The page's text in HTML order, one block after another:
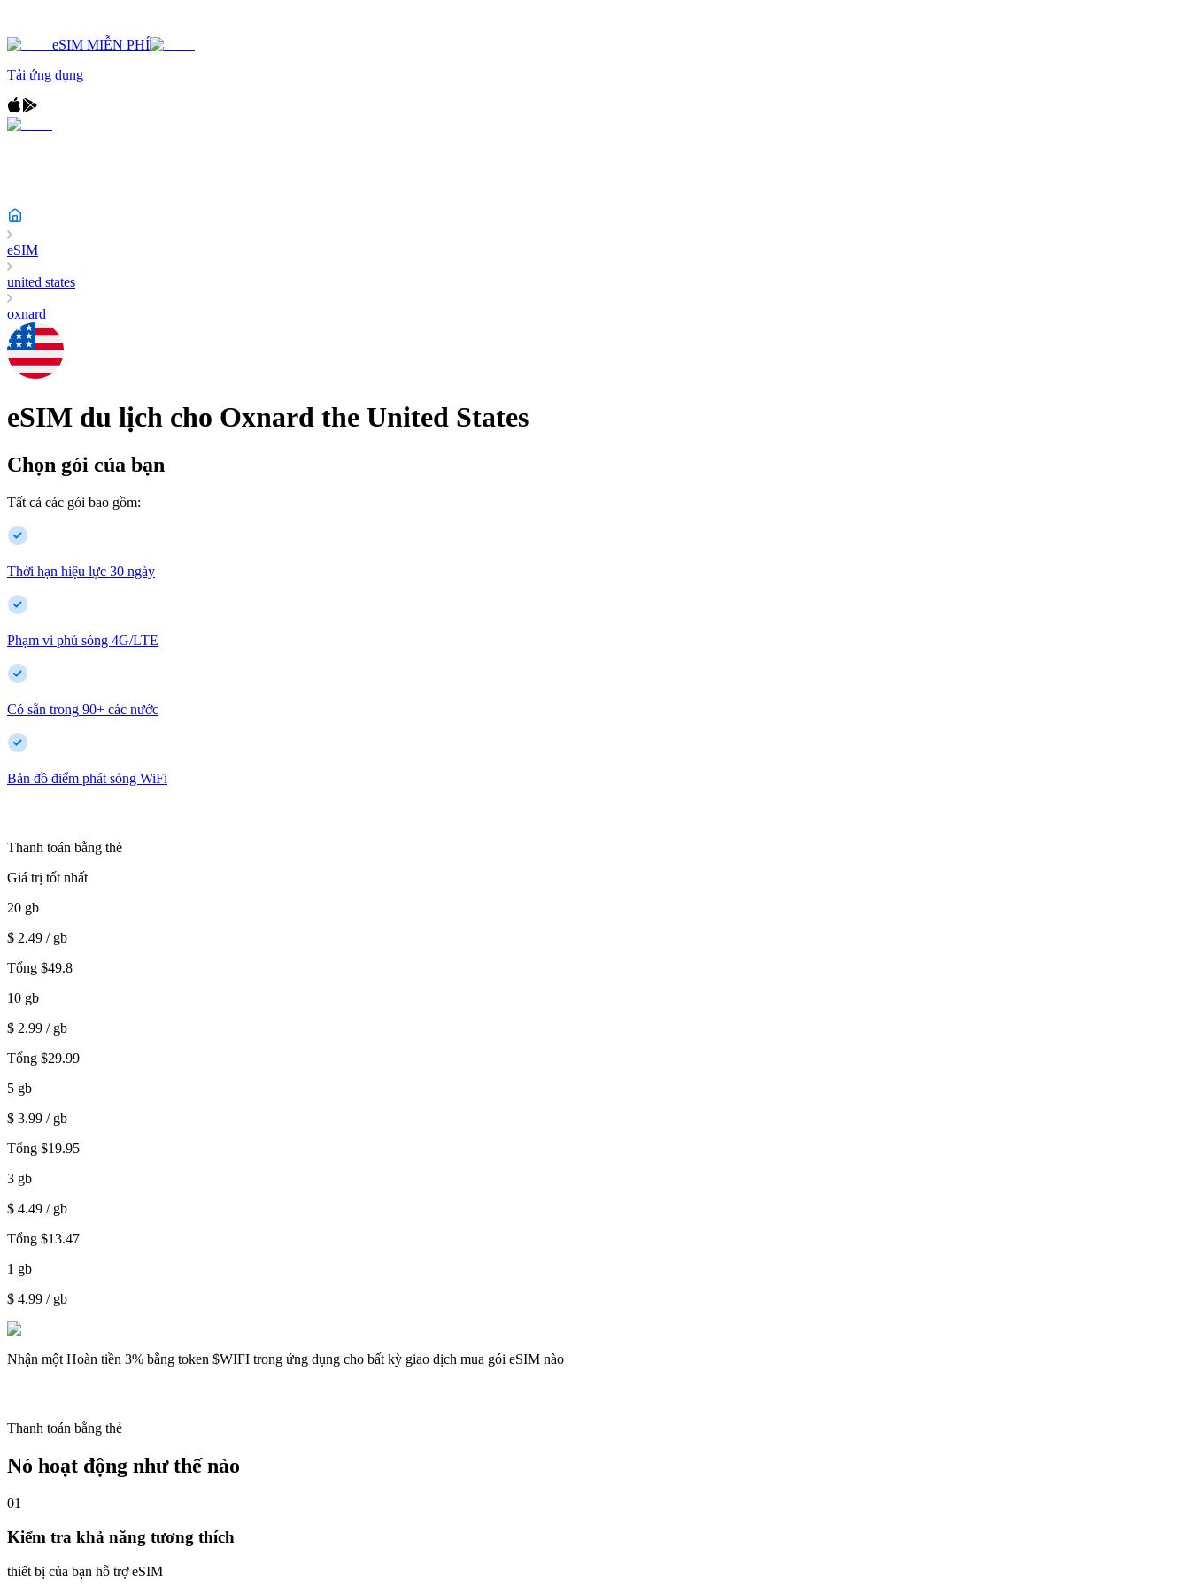
eSIM MIỄN PHÍ
Tải ứng dụng
eSIM
united states
oxnard
eSIM du lịch cho Oxnard the United States
Chọn gói của bạn
Tất cả các gói bao gồm:
Thời hạn hiệu lực 30 ngày
Phạm vi phủ sóng 4G/LTE
Có sẵn trong 90+ các nước
Bản đồ điểm phát sóng WiFi
Thanh toán bằng thẻ
Giá trị tốt nhất
20 gb
$ 2.49 / gb
Tổng $49.8
10 gb
$ 2.99 / gb
Tổng $29.99
5 gb
$ 3.99 / gb
Tổng $19.95
3 gb
$ 4.49 / gb
Tổng $13.47
1 gb
$ 4.99 / gb
Nhận một Hoàn tiền 3% bằng token $WIFI trong ứng dụng cho bất kỳ giao dịch mua gói eSIM nào
Thanh toán bằng thẻ
Nó hoạt động như thế nào
01
Kiểm tra khả năng tương thích
thiết bị của bạn hỗ trợ eSIM